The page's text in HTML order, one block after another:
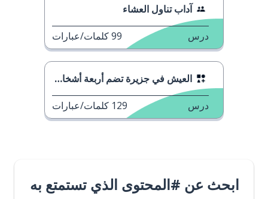
آداب تناول العشاء
درس 99كلمات/عبارات
العيش في جزيرة تضم أربعة أشخاص
درس 129 كلمات/عبارات
ابحث عن #المحتوى الذي تستمتع به